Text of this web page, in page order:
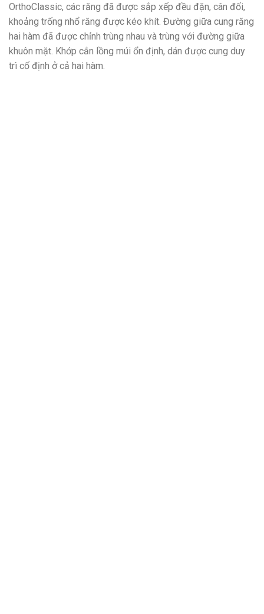
OrthoClassic, các răng đã được sắp xếp đều đặn, cân đối,
khoảng trống nhổ răng được kéo khít. Đường giữa cung răng
hai hàm đã được chỉnh trùng nhau và trùng với đường giữa
khuôn mặt. Khớp cắn lồng múi ổn định, dán được cung duy
trì cố định ở cả hai hàm.